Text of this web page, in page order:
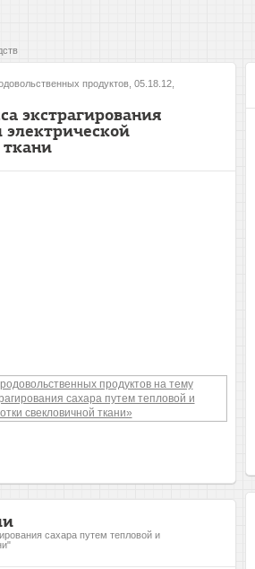
продуктов, 05.18.12,
экстрагирования
сахара путем тепловой и